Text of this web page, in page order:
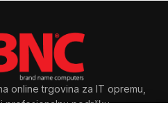
online trgovina za IT opremu,
profesionalnu podršku.